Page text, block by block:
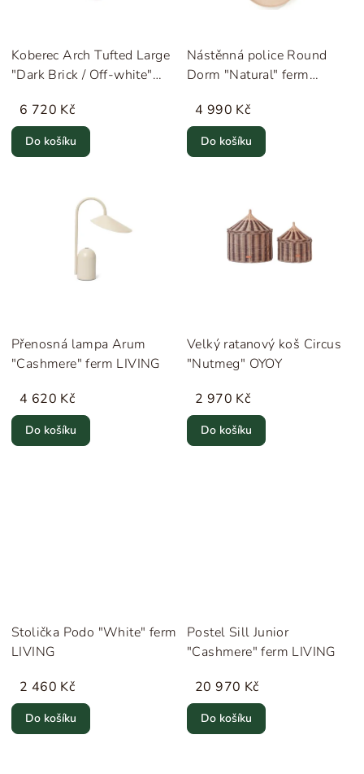
Koberec Arch Tufted Large
"Dark Brick / Off-white"
6 720 Kč
Do košíku
Nástěnná police Round
Dorm "Natural" ferm
4 990 Kč
Do košíku
Přenosná lampa Arum
"Cashmere" ferm LIVING
4 620 Kč
Do košíku
Velký ratanový koš Circus
"Nutmeg" OYOY
2 970 Kč
Do košíku
Stolička Podo "White" ferm
LIVING
2 460 Kč
Do košíku
Postel Sill Junior
"Cashmere" ferm LIVING
20 970 Kč
Do košíku